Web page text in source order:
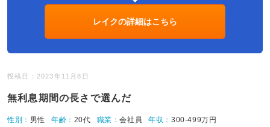
レイクの詳細はこちら
投稿日：2023年11月8日
無利息期間の長さで選んだ
性別： 男性 年齢： 20代 職業：会社員 年収：300-499万円